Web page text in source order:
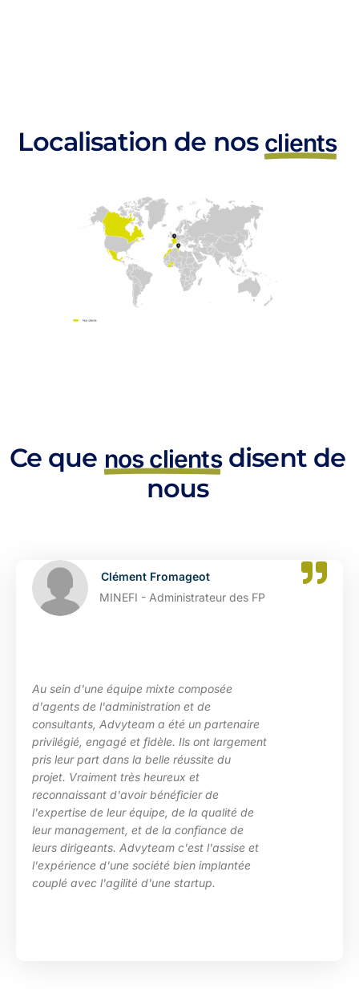
Localisation de nos clients
Ce que nos clientsdisent de
nous
des FP
largement
de
de
et
Catherine Dupont
DGFIP -
La maîtrise des sujets, la
les besoins de ma structure,
des situations diverses. Nous
particulièrement apprécié
d’Advyteam lors de la
en place d’un plan de montée de
compétences sur le pôle de
HRa au sein de la DGFiP.